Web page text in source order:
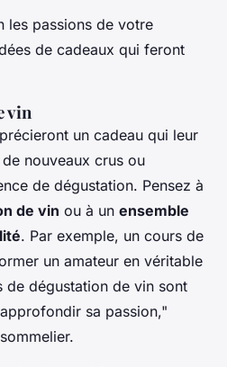
les passions de votre
de cadeaux qui feront
vin
un cadeau qui leur
nouveaux crus ou
de dégustation. Pensez à
de vin ou à un ensemble
. Par exemple, un cours de
un amateur en véritable
de dégustation de vin sont
sa passion,"